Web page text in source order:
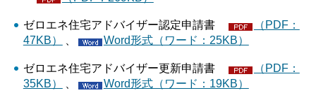
ゼロエネ住宅アドバイザー認定申請書
（PDF：
47KB）
Word形式（ワード：25KB）
ゼロエネ住宅アドバイザー更新申請書
（PDF：
35KB）
Word形式（ワード：19KB）